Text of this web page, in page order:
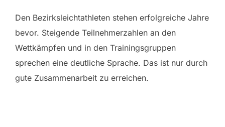
Den Bezirksleichtathleten stehen erfolgreiche Jahre
bevor. Steigende Teilnehmerzahlen an den
Wettkämpfen und in den Trainingsgruppen
sprechen eine deutliche Sprache. Das ist nur durch
gute Zusammenarbeit zu erreichen.